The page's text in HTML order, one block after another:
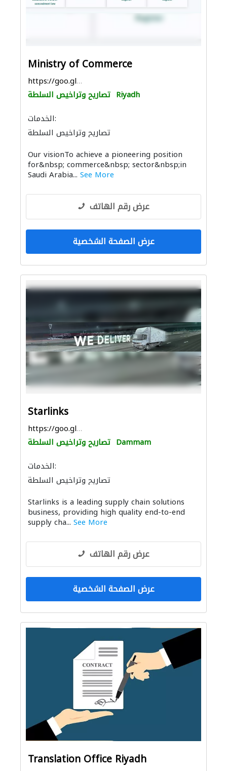
Ministry of Commerce
https://goo.gl/maps/2m4D3L7HNipkW2YY9
تصاريح وتراخيص السلطة Riyadh
الخدمات:
تصاريح وتراخيص السلطة
Our vision​ To achieve a pioneering position
for&nbsp;​ commerce&nbsp; sector&nbsp;in
Saudi​ Arabia... See More
عرض رقم الهاتف
عرض الصفحة الشخصية
Starlinks
https://goo.gl/maps/US2g21UYEGuvrCkw6
تصاريح وتراخيص السلطة Dammam
الخدمات:
تصاريح وتراخيص السلطة
Starlinks is a leading supply chain solutions
business, providing high quality end-to-end
supply cha... See More
عرض رقم الهاتف
عرض الصفحة الشخصية
Translation Office Riyadh